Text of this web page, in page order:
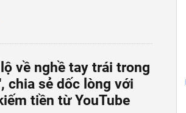
về nghề tay trái trong
chia sẻ dốc lòng với
tiền từ YouTube